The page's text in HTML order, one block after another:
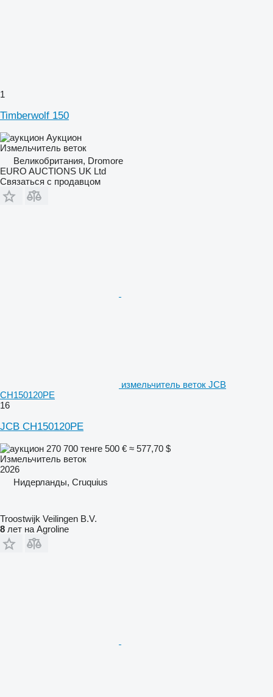
1
Timberwolf 150
Аукцион
Измельчитель веток
Великобритания, Dromore
EURO AUCTIONS UK Ltd
Связаться с продавцом
измельчитель веток JCB
CH150120PE
16
JCB CH150120PE
270 700 тенге 500 € ≈ 577,70 $
Измельчитель веток
2026
Нидерланды, Cruquius
Troostwijk Veilingen B.V.
8 лет на Agroline